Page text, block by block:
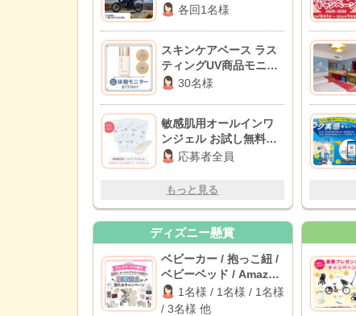
各回1名様
スキンケアベース ラス
ティングUV商品モニタ
ー 30名様
敏感肌用オールインワ
ンジェル お試し無料モ
ニター応募者全員
もっと見る
ディズニー懸賞
ベビーカー / 抱っこ紐 /
ベビーベッド / Amazon
ギフト 10,000円分 他
1名様 / 1名様 / 1名様
/ 3名様 他